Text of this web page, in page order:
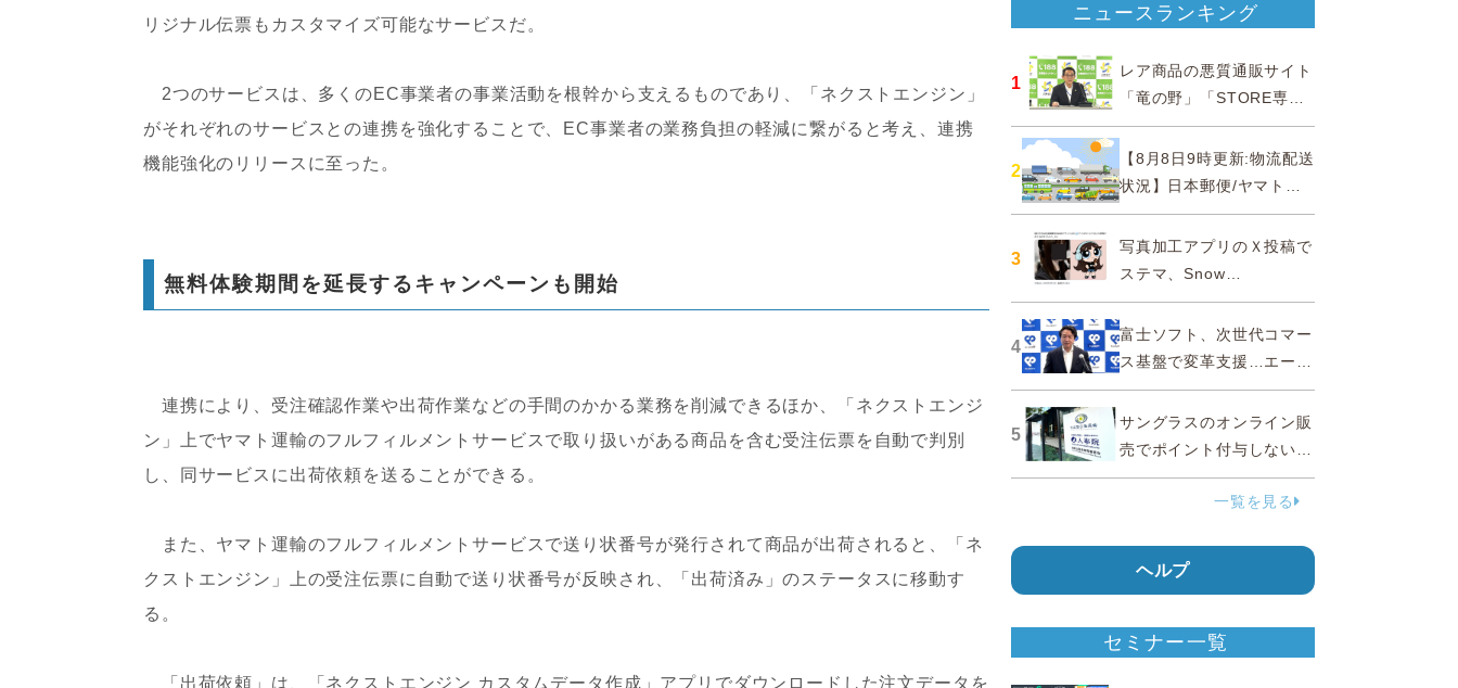
リジナル伝票もカスタマイズ可能なサービスだ。
2つのサービスは、多くのEC事業者の事業活動を根幹から支えるものであり、「ネクストエンジン」
がそれぞれのサービスとの連携を強化することで、EC事業者の業務負担の軽減に繋がると考え、連携
機能強化のリリースに至った。
無料体験期間を延長するキャンペーンも開始
連携により、受注確認作業や出荷作業などの手間のかかる業務を削減できるほか、「ネクストエンジ
ン」上でヤマト運輸のフルフィルメントサービスで取り扱いがある商品を含む受注伝票を自動で判別
し、同サービスに出荷依頼を送ることができる。
また、ヤマト運輸のフルフィルメントサービスで送り状番号が発行されて商品が出荷されると、「ネ
クストエンジン」上の受注伝票に自動で送り状番号が反映され、「出荷済み」のステータスに移動す
る。
「出荷依頼」は、「ネクストエンジン カスタムデータ作成」アプリでダウンロードした注文データを
ニュースランキング
1
レア商品の悪質通販サイト
「竜の野」「STORE専門
ショップ」などに注意…消
費者庁
2
【8月8日9時更新:物流配送
状況】日本郵便/ヤマト運
輸/佐川急便/西濃運輸/福山
通運
3
写真加工アプリのＸ投稿で
ステマ、Snow
Corporationと日本法人に
措置命令
4
富士ソフト、次世代コマー
ス基盤で変革支援…エージ
ェンティックコマースに対
応
5
サングラスのオンライン販
売でポイント付与しないよ
う要請、ルックスオティカ
ジャパンが確約手続
一覧を見る
ヘルプ
セミナー一覧